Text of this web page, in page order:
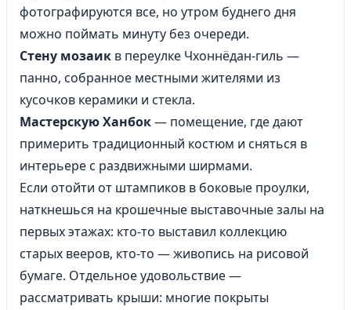
фотографируются все, но утром буднего дня
можно поймать минуту без очереди.
Стену мозаик в переулке Чхоннёдан-гиль —
панно, собранное местными жителями из
кусочков керамики и стекла.
Мастерскую Ханбок— помещение, где дают
примерить традиционный костюм и сняться в
интерьере с раздвижными ширмами.
Если отойти от штампиков в боковые проулки,
наткнешься на крошечные выставочные залы на
первых этажах: кто-то выставил коллекцию
старых вееров, кто-то — живопись на рисовой
бумаге. Отдельное удовольствие —
рассматривать крыши: многие покрыты